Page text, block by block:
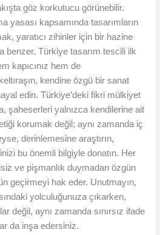
göz korkutucu görünebilir.
yasası kapsamında tasarımların
yaratıcı zihinler için bir hazine
benzer. Türkiye tasarım tescili ilk
kapıcınız hem de
kendine özgü bir sanat
edin. Türkiye’deki fikri mülkiyet
şaheserleri yalnızca kendilerine ait
korumak değil; aynı zamanda iç
derinlemesine araştırın,
bu önemli bilgiyle donatın. Her
ve pişmanlık duymadan özgün
geçirmeyi hak eder. Unutmayın,
yolculuğunuza çıkarken,
değil, aynı zamanda sınırsız ifade
da inşa edersiniz.